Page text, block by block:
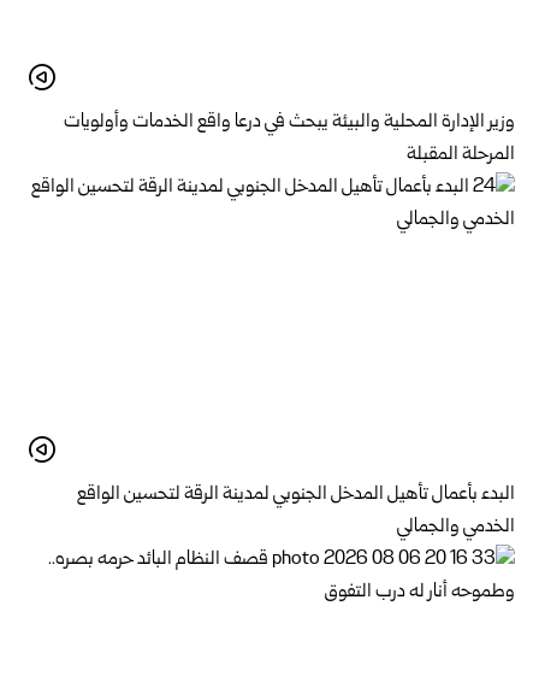
وزير الإدارة المحلية والبيئة يبحث في درعا واقع الخدمات وأولويات
المرحلة المقبلة
البدء بأعمال تأهيل المدخل الجنوبي لمدينة الرقة لتحسين الواقع
الخدمي والجمالي